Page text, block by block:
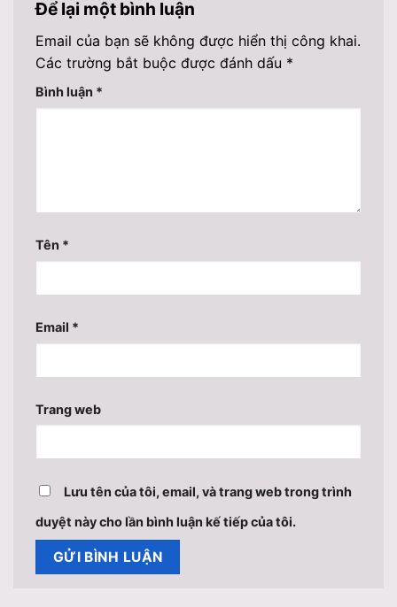
Để lại một bình luận
Email của bạn sẽ không được hiển thị công khai.
Các trường bắt buộc được đánh dấu *
Bình luận *
Tên *
Email *
Trang web
Lưu tên của tôi, email, và trang web trong trình
duyệt này cho lần bình luận kế tiếp của tôi.